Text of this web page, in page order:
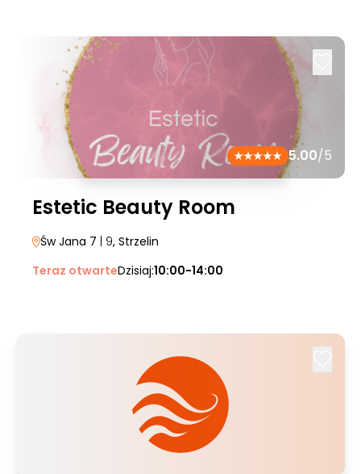
5.00/5
Estetic Beauty Room
Św Jana 7 | 9, Strzelin
Teraz otwarteDzisiaj:10:00-14:00